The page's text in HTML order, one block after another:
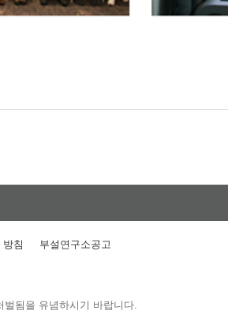
침 부설연구소공고
됨을 유념하시기 바랍니다.